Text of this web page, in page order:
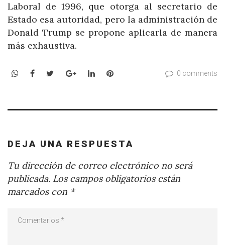
Laboral de 1996, que otorga al secretario de
Estado esa autoridad, pero la administración de
Donald Trump se propone aplicarla de manera
más exhaustiva.
WhatsApp
Facebook
TwitterGoogle+LinkedInPinterest 0 comments
DEJA UNA RESPUESTA
Tu dirección de correo electrónico no será
publicada. Los campos obligatorios están
marcados con *